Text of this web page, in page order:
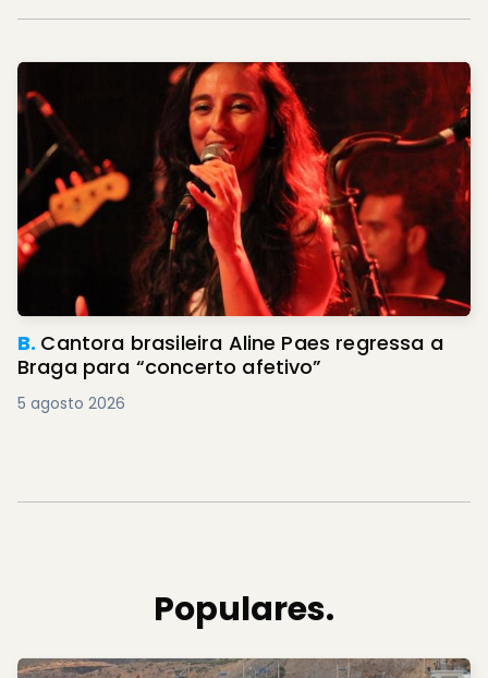
B. Cantora brasileira Aline Paes regressa a
Braga para “concerto afetivo”
5 agosto 2026
Populares.